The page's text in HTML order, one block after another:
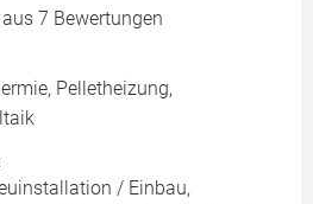
7 Bewertungen
Pelletheizung,
/ Einbau,